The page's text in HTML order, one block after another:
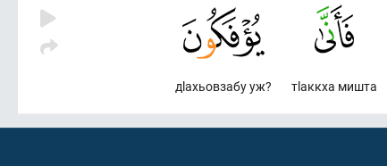
тlаккха мишта
дlахьовзабу уж?